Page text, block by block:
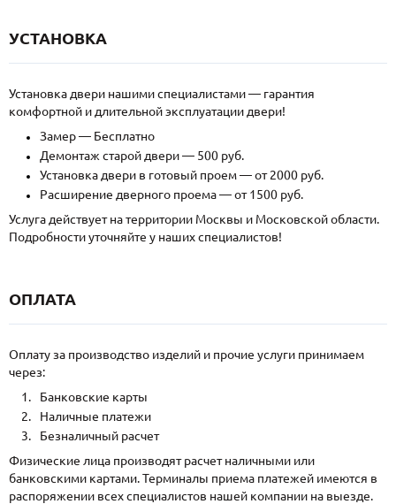
УСТАНОВКА
Установка двери нашими специалистами — гарантия
комфортной и длительной эксплуатации двери!
Замер — Бесплатно
Демонтаж старой двери — 500 руб.
Установка двери в готовый проем — от 2000 руб.
Расширение дверного проема — от 1500 руб.
Услуга действует на территории Москвы и Московской области.
Подробности уточняйте у наших специалистов!
ОПЛАТА
Оплату за производство изделий и прочие услуги принимаем
через:
Банковские карты
Наличные платежи
Безналичный расчет
Физические лица производят расчет наличными или
банковскими картами. Терминалы приема платежей имеются в
распоряжении всех специалистов нашей компании на выезде.